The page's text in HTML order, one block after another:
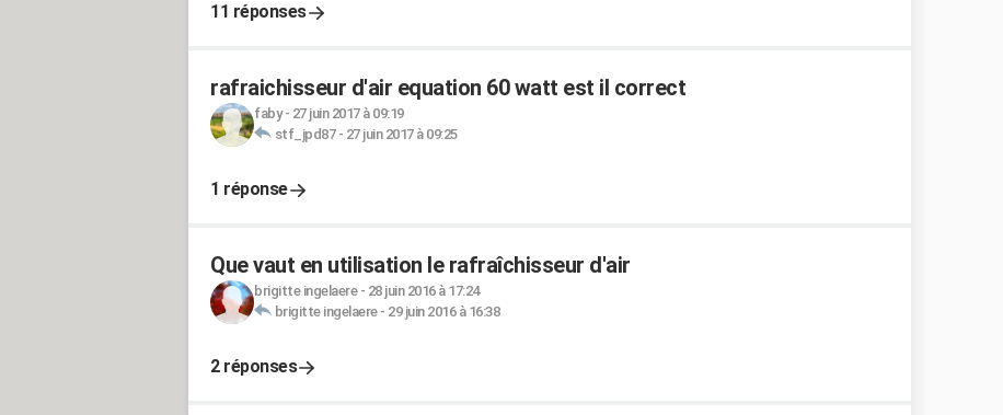
11 réponses
rafraichisseur d'air equation 60 watt est il correct
faby- 27 juin 2017 à 09:19
stf_jpd87- 27 juin 2017 à 09:25
1 réponse
Que vaut en utilisation le rafraîchisseur d'air
brigitte ingelaere- 28 juin 2016 à 17:24
brigitte ingelaere- 29 juin 2016 à 16:38
2 réponses